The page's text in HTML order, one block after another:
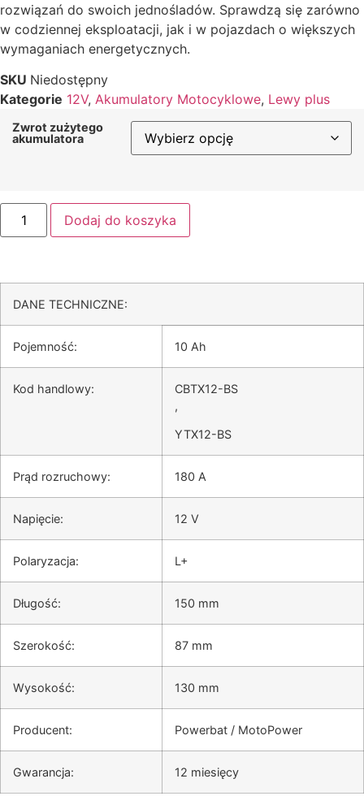
rozwiązań do swoich jednośladów. Sprawdzą się zarówno
w codziennej eksploatacji, jak i w pojazdach o większych
wymaganiach energetycznych.
SKU Niedostępny
Kategorie 12V, Akumulatory Motocyklowe, Lewy plus
Zwrot zużytego
akumulatora
Dodaj do koszyka
DANE TECHNICZNE:
Pojemność: 10 Ah
Kod handlowy:
CBTX12-BS
,
YTX12-BS
Prąd rozruchowy: 180 A
Napięcie: 12 V
Polaryzacja: L+
Długość: 150 mm
Szerokość: 87 mm
Wysokość: 130 mm
Producent: Powerbat / MotoPower
Gwarancja: 12 miesięcy